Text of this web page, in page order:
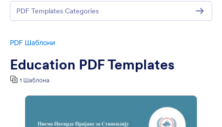
PDF Шаблони
Education PDF Templates
1 Шаблона
PDF Templates Categories